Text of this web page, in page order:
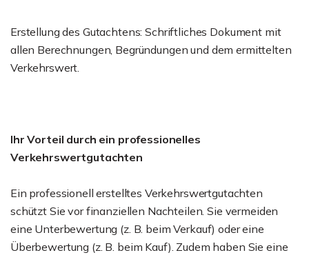
Erstellung des Gutachtens: Schriftliches Dokument mit
allen Berechnungen, Begründungen und dem ermittelten
Verkehrswert.
Ihr Vorteil durch ein professionelles
Verkehrswertgutachten
Ein professionell erstelltes Verkehrswertgutachten
schützt Sie vor finanziellen Nachteilen. Sie vermeiden
eine Unterbewertung (z. B. beim Verkauf) oder eine
Überbewertung (z. B. beim Kauf). Zudem haben Sie eine